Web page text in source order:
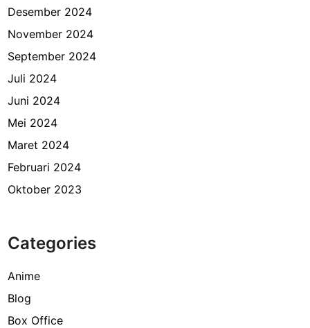
Desember 2024
November 2024
September 2024
Juli 2024
Juni 2024
Mei 2024
Maret 2024
Februari 2024
Oktober 2023
Categories
Anime
Blog
Box Office